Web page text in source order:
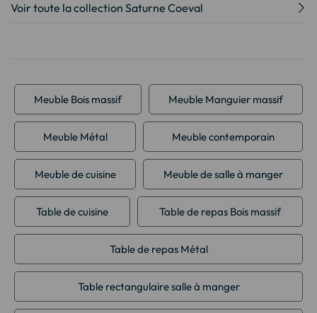
Voir toute la collection Saturne Coeval
Meuble Bois massif Meuble Manguier massif
Meuble Métal Meuble contemporain
Meuble de cuisine Meuble de salle à manger
Table de cuisine Table de repas Bois massif
Table de repas Métal
Table rectangulaire salle à manger